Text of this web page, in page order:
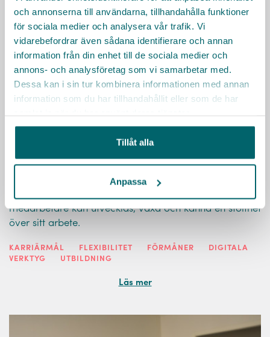
och annonserna till användarna, tillhandahålla funktioner
för sociala medier och analysera vår trafik. Vi
vidarebefordrar även sådana identifierare och annan
information från din enhet till de sociala medier och
annons- och analysföretag som vi samarbetar med.
Dessa kan i sin tur kombinera informationen med annan
information som du har tillhandahållit eller som de har
Tillåt alla
Anpassa
medarbetare kan utvecklas, växa och känna en stolthet
över sitt arbete.
KARRIÄRMÅL FLEXIBILITET FÖRMÅNER
DIGITALA
VERKTYG
UTBILDNING
Läs mer